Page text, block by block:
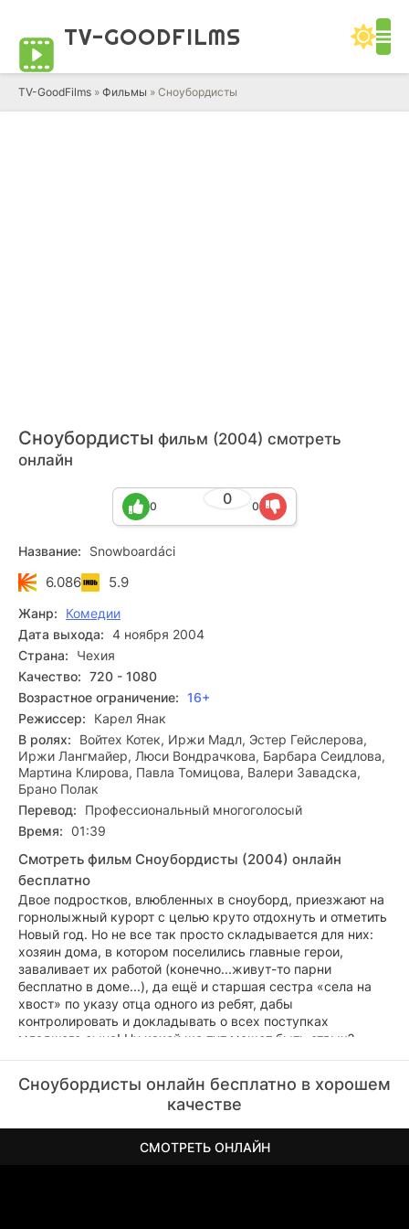
TV-GOODFILMS
TV-GoodFilms » Фильмы » Сноубордисты
Сноубордисты фильм (2004) смотреть
онлайн
0
0 0
Название: Snowboardáci
6.086 5.9
Жанр:
Комедии
Дата выхода: 4 ноября 2004
Страна:
Чехия
Качество: 720 - 1080
Возрастное ограничение: 16+
Режиссер:
Карел Янак
В ролях:
Войтех Котек, Иржи Мадл, Эстер Гейслерова,
Иржи Лангмайер, Люси Вондрачкова, Барбара Сеидлова,
Мартина Клирова, Павла Томицова, Валери Завадска,
Брано Полак
Перевод:
Профессиональный многоголосый
Время: 01:39
Смотреть фильм Сноубордисты (2004) онлайн
бесплатно
Двое подростков, влюбленных в сноуборд, приезжают на
горнолыжный курорт с целью круто отдохнуть и отметить
Новый год. Но не все так просто складывается для них:
хозяин дома, в котором поселились главные герои,
заваливает их работой (конечно...живут-то парни
бесплатно в доме...), да ещё и старшая сестра «села на
хвост» по указу отца одного из ребят, дабы
контролировать и докладывать о всех поступках
младшего сына! Ну какой же тут может быть отдых?
по снегу, вместо скучной и надоедливой работы.
Собственно на снежной трассе они и знакомятся с
симпатичными девчонками, за которыми уже
«ухаживают» крутые перцы-сноубордисты. В итоге
Сноубордисты онлайн бесплатно в хорошем
качестве
СМОТРЕТЬ ОНЛАЙН